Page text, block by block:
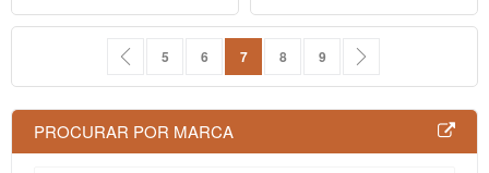
Página Página
Anterior
Página
5 Página
6 Você esta lendo a pagina
7 Página
8 Página
9
PROCURAR POR MARCA